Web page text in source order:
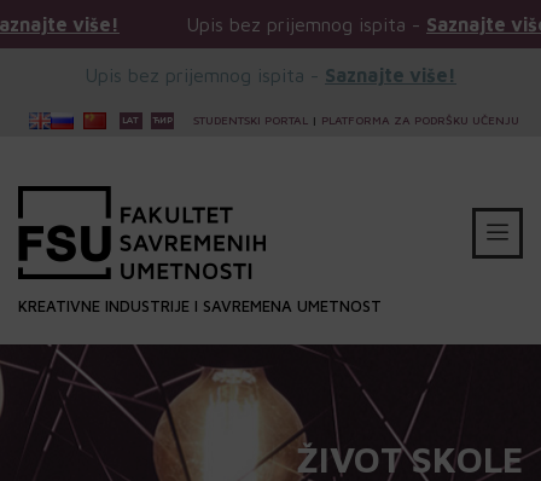
Upis bez prijemnog ispita -Saznajte više!
Upis bez prijemnog ispita - Saznajte više!
STUDENTSKI PORTAL | PLATFORMA ZA PODRŠKU UČENJU
KREATIVNE INDUSTRIJE I SAVREMENA UMETNOST
ŽIVOT SKOLE